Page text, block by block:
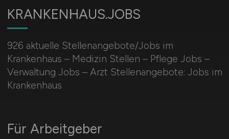
KRANKENHAUS.JOBS
926 aktuelle Stellenangebote/Jobs im
Krankenhaus – Medizin Stellen – Pflege Jobs –
Verwaltung Jobs – Arzt Stellenangebote: Jobs im
Krankenhaus
Für Arbeitgeber